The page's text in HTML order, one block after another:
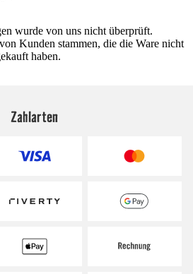
wurde von uns nicht überprüft.
Kunden stammen, die die Ware nicht
haben.
Zahlarten